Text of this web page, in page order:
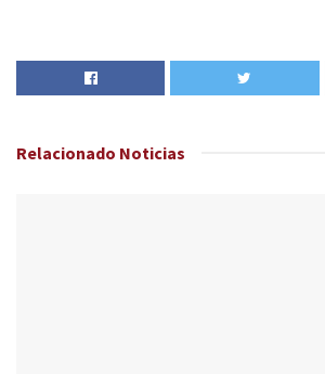
Relacionado Noticias